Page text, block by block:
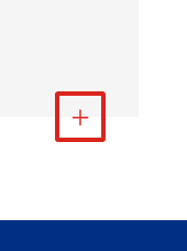
Lebih Banyak
